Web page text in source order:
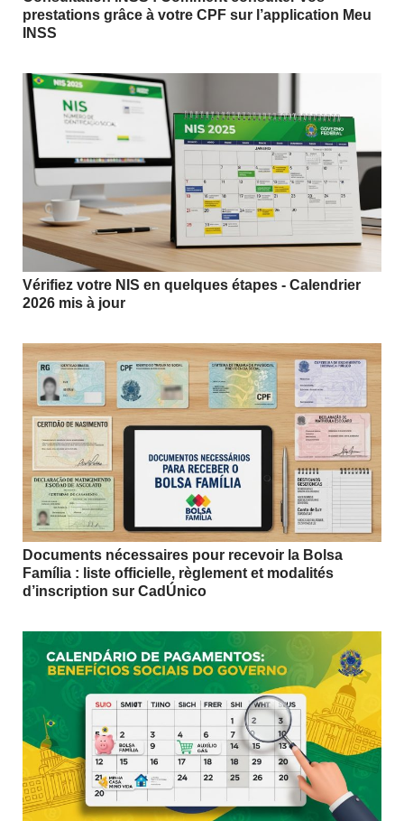
prestations grâce à votre CPF sur l’application Meu
INSS
Vérifiez votre NIS en quelques étapes - Calendrier
2026 mis à jour
Documents nécessaires pour recevoir la Bolsa
Família : liste officielle, règlement et modalités
d’inscription sur CadÚnico